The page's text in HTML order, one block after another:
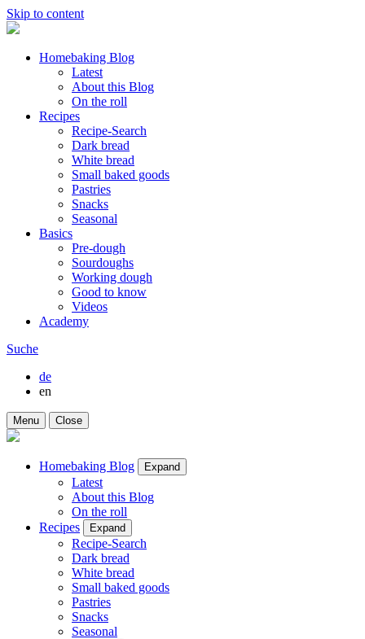
Skip to content
Homebaking Blog
Latest
About this Blog
On the roll
Recipes
Recipe-Search
Dark bread
White bread
Small baked goods
Pastries
Snacks
Seasonal
Basics
Pre-dough
Sourdoughs
Working dough
Good to know
Videos
Academy
Suche
de
en
Menu Close
Homebaking Blog Expand
Latest
About this Blog
On the roll
Recipes
Expand
Recipe-Search
Dark bread
White bread
Small baked goods
Pastries
Snacks
Seasonal